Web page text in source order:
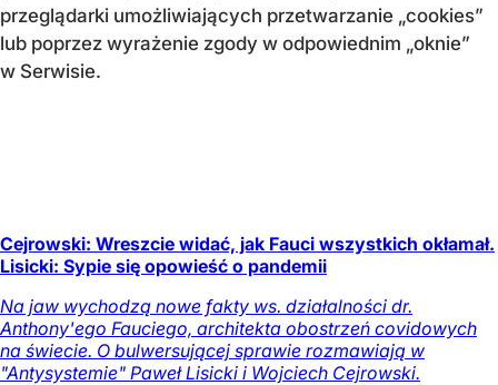
przeglądarki umożliwiających przetwarzanie „cookies”
lub poprzez wyrażenie zgody w odpowiednim „oknie”
w Serwisie.
Cejrowski: Wreszcie widać, jak Fauci wszystkich okłamał.
Lisicki: Sypie się opowieść o pandemii
Na jaw wychodzą nowe fakty ws. działalności dr.
Anthony'ego Fauciego, architekta obostrzeń covidowych
na świecie. O bulwersującej sprawie rozmawiają w
"Antysystemie" Paweł Lisicki i Wojciech Cejrowski.